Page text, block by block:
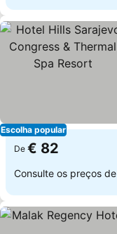
Escolha popular
De € 82
Consulte os preços de